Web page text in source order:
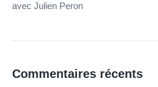
avec Julien Peron
Commentaires récents